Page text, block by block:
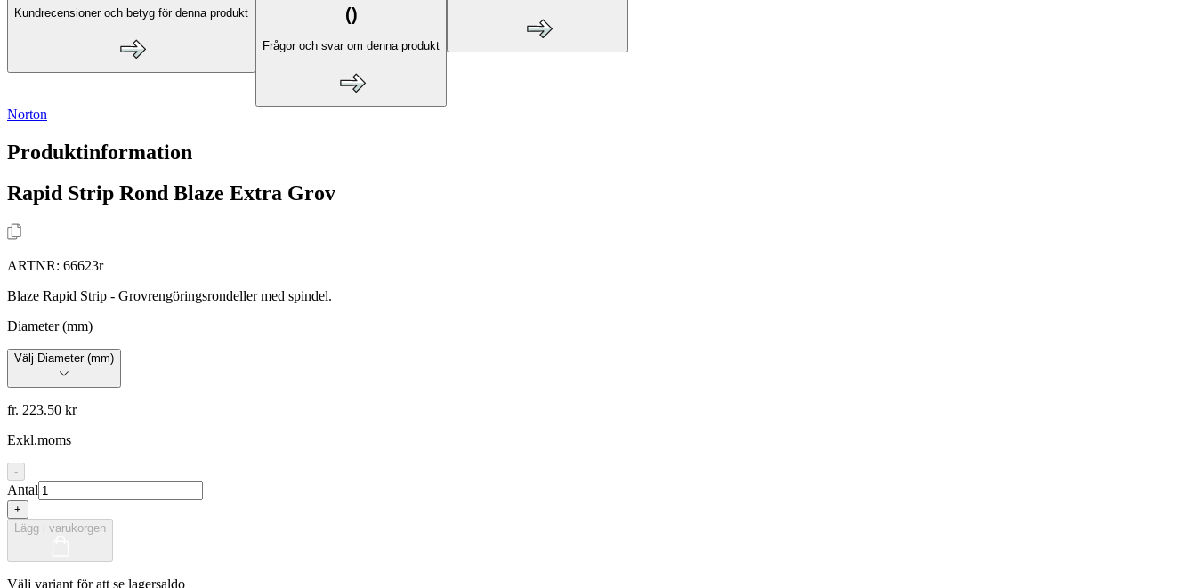
Kundrecensioner och betyg för denna produkt
()
Frågor och svar om denna produkt
Norton
Produktinformation
Rapid Strip Rond Blaze Extra Grov
ARTNR: 66623r
Blaze Rapid Strip - Grovrengöringsrondeller med spindel.
Diameter (mm)
Välj Diameter (mm)
fr. 223.50 kr
Exkl.moms
-
Antal
+
Lägg i varukorgen
Välj variant för att se lagersaldo